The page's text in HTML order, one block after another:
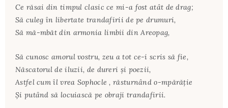
Ce răsai din timpul clasic ce mi-a fost atât de drag;
Să culeg în libertate trandafirii de pe drumuri,
Să mă-mbăt din armonia limbii din Areopag,
Să cunosc amorul vostru, zeu a tot ce-i scris să fie,
Născatorul de iluzii, de dureri și poezii,
Astfel cum îl vrea Sophocle , răsturnând o-mpărăție
Și putând să locuiască pe obraji trandafirii.